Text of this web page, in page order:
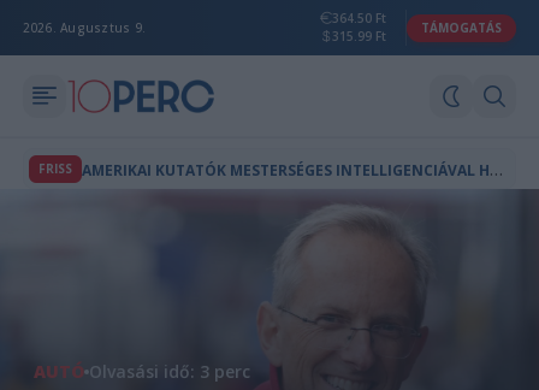
2026. Augusztus 9.
364.50 Ft
315.99 Ft
TÁMOGATÁS
FRISS A
MERIKAI KUTATÓK MESTERSÉGES INTELLIGENCIÁVAL HOZTAK LÉTRE A TERMÉSZETBEN NEM LÉTEZŐ VÍRUSOKAT
AUTÓ Olvasási idő: 3 perc